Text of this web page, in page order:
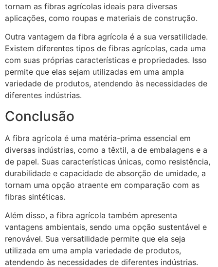
tornam as fibras agrícolas ideais para diversas
aplicações, como roupas e materiais de construção.
Outra vantagem da fibra agrícola é a sua versatilidade.
Existem diferentes tipos de fibras agrícolas, cada uma
com suas próprias características e propriedades. Isso
permite que elas sejam utilizadas em uma ampla
variedade de produtos, atendendo às necessidades de
diferentes indústrias.
Conclusão
A fibra agrícola é uma matéria-prima essencial em
diversas indústrias, como a têxtil, a de embalagens e a
de papel. Suas características únicas, como resistência,
durabilidade e capacidade de absorção de umidade, a
tornam uma opção atraente em comparação com as
fibras sintéticas.
Além disso, a fibra agrícola também apresenta
vantagens ambientais, sendo uma opção sustentável e
renovável. Sua versatilidade permite que ela seja
utilizada em uma ampla variedade de produtos,
atendendo às necessidades de diferentes indústrias.